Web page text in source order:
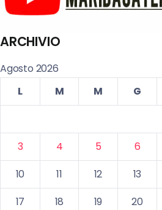
ARCHIVIO
Agosto 2026
L
M M G
3
4 5 6
10
11 12 13
17
18 19 20